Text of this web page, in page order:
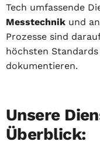
Tech umfassende
Messtechnik und
Prozesse sind
höchsten
dokumentieren.
Unsere
Überblick: